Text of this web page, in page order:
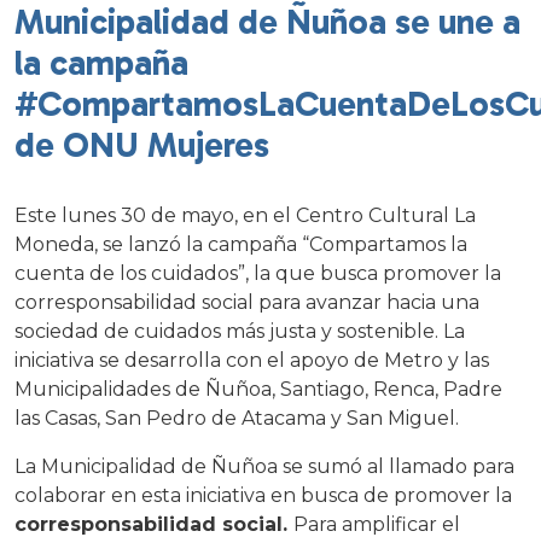
Municipalidad de Ñuñoa se une a
la campaña
de ONU Mujeres
Este lunes 30 de mayo, en el Centro Cultural La
Moneda, se lanzó la campaña “Compartamos la
cuenta de los cuidados”, la que busca promover la
corresponsabilidad social para avanzar hacia una
sociedad de cuidados más justa y sostenible. La
iniciativa se desarrolla con el apoyo de Metro y las
Municipalidades de Ñuñoa, Santiago, Renca, Padre
las Casas, San Pedro de Atacama y San Miguel.
La Municipalidad de Ñuñoa se sumó al llamado para
colaborar en esta iniciativa en busca de promover la
corresponsabilidad social. Para amplificar el